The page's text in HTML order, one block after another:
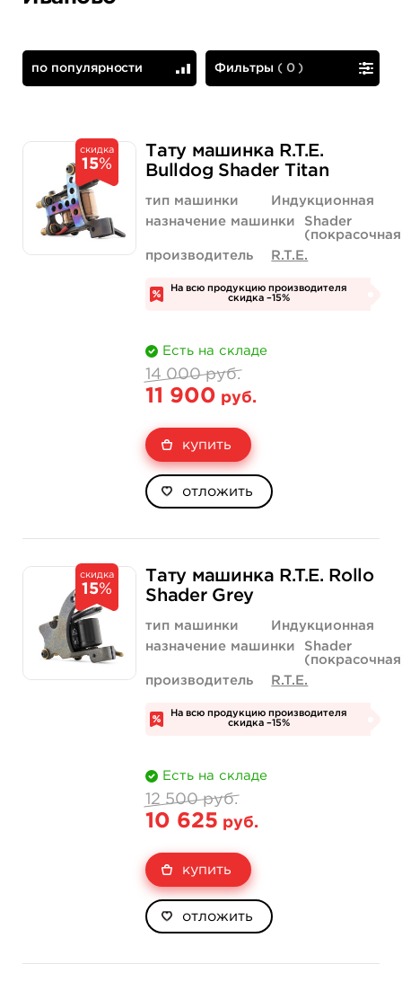
Фильтры (0 )
по популярности
скидка
15%
Тату машинка R.T.E.
Bulldog Shader Titan
тип машинки
Индукционная
назначение машинки
Shader
производитель
R.T.E.
На всю продукцию производителя
скидка –15%
Есть на складе
14 000 руб.
11 900 руб.
купить
отложить
скидка
15%
Тату машинка R.T.E. Rollo
Shader Grey
тип машинки
Индукционная
назначение машинки
Shader
производитель
R.T.E.
На всю продукцию производителя
скидка –15%
Есть на складе
12 500 руб.
10 625 руб.
купить
отложить